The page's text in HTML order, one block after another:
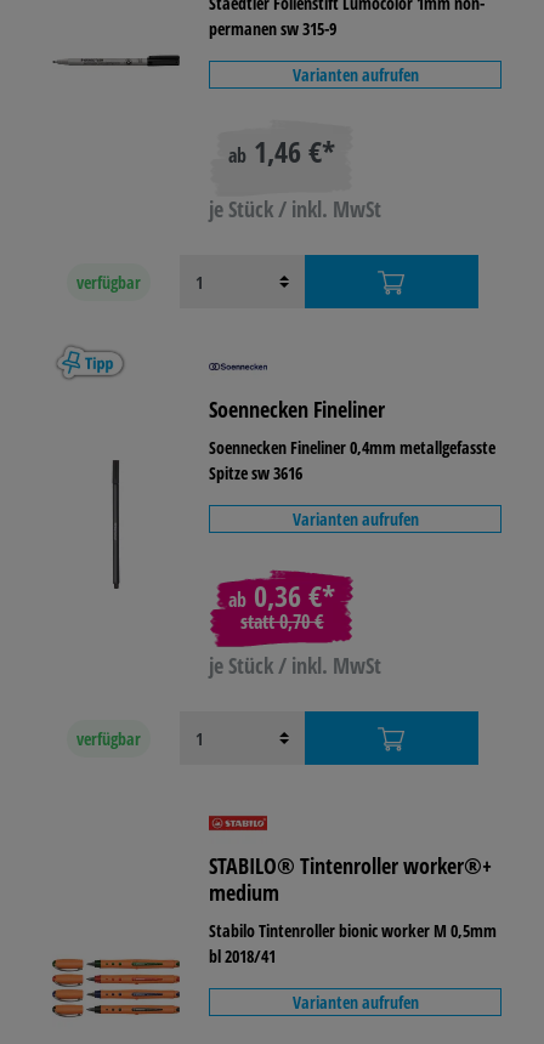
permanen sw 315-9
Varianten aufrufen
ab 1,46 €*
je Stück / inkl. MwSt
verfügbar
Soennecken Fineliner
Soennecken Fineliner 0,4mm metallgefasste
Spitze sw 3616
Varianten aufrufen
ab 0,36 €*
statt0,70 €
je Stück / inkl. MwSt
verfügbar
STABILO® Tintenroller worker®+
medium
Stabilo Tintenroller bionic worker M 0,5mm
bl 2018/41
Varianten aufrufen